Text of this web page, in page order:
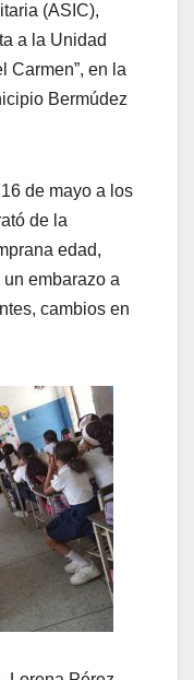
(ASIC),
a la Unidad
Carmen”, en la
Bermúdez
de mayo a los
de la
edad,
embarazo a
cambios en